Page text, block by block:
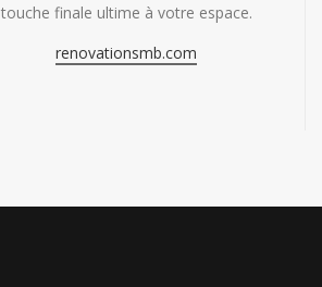
touche finale ultime à votre espace.
renovationsmb.com